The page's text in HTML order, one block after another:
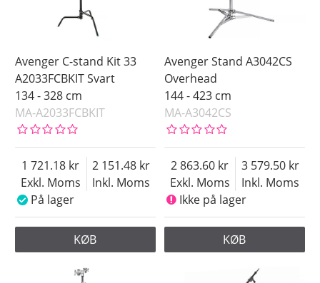
Avenger C-stand Kit 33
A2033FCBKIT Svart
134 - 328 cm
MA-A2033FCBKIT
Exkl. Moms
1 721.18
Inkl. Moms
2 151.48
På lager
KØB
Avenger Stand A3042CS
Overhead
144 - 423 cm
MA-A3042CS
Exkl. Moms
2 863.60
Inkl. Moms
3 579.50
Ikke på lager
KØB